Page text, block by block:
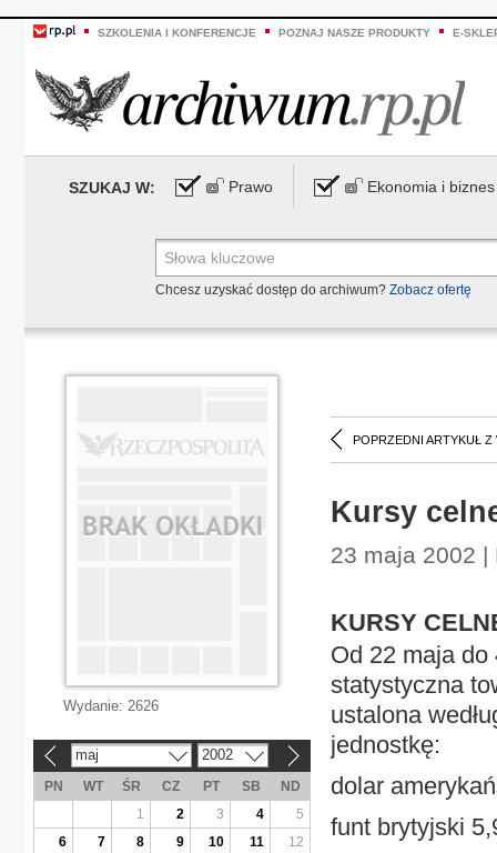
SZKOLENIA I KONFERENCJE POZNAJ NASZE PRODUKTY E-
SZUKAJ W: Prawo Ekonomia i biznes
Chcesz uzyskać dostęp do archiwum? Zobacz ofertę
POPRZEDNI ARTYKUŁ Z
Kursy
23 maja 2002 |
KURSY
Od 22 maja do
statystyczna
ustalona
jednostkę:
dolar
funt brytyjski
Wydanie: 2626
maj 2002
PN WT ŚR CZ PT SB
ND
1
2 3 4
5
6
7 8 9 10 11
12